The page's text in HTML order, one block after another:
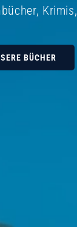
Krimis,
BÜCHER